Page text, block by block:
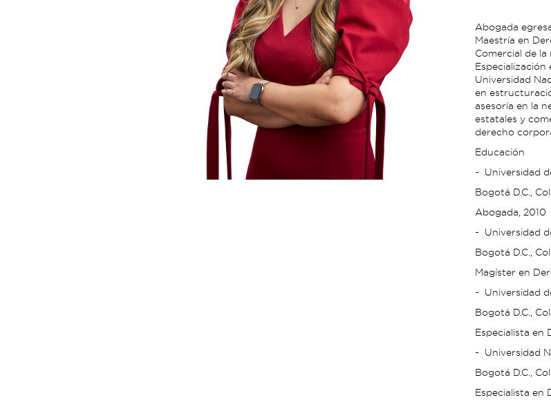
Abogada
Maestría en
Comercial de la
Universidad
en
asesoría en la
estatales y
derecho
Educación
- Universidad
Bogotá D.C.,
Abogada, 2010
- Universidad
Bogotá D.C.,
Magíster en
- Universidad
Bogotá D.C.,
Especialista en
- Universidad
Bogotá D.C.,
Especialista en